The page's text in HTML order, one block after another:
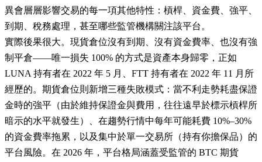
異會層層影響交易的每一項其他特性：槓桿、資金費、強平、
到期、稅務處理，甚至哪些監管機構關注該平台。
實際後果很大。現貨倉位沒有到期、沒有資金費率、也沒有強
制平倉——唯一損失 100% 的方式是資產本身歸零，正如
LUNA 持有者在 2022 年 5 月、FTT 持有者在 2022 年 11 月所
經歷的。期貨倉位則新增三種失敗模式：當不利走勢耗盡保證
金時的強平（由於維持保證金與費用，往往遠早於標示槓桿所
暗示的水平就發生）、在趨勢行情中每年可能耗費 10%–30%
的資金費率拖累，以及集中於單一交易所（持有你擔保品）的
平台風險。在 2026 年，平台格局涵蓋受監管的 BTC 期貨